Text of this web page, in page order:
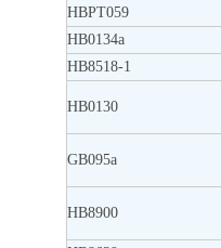
HBPT059
HB0134a
HB8518-1
HB0130
GB095a
HB8900